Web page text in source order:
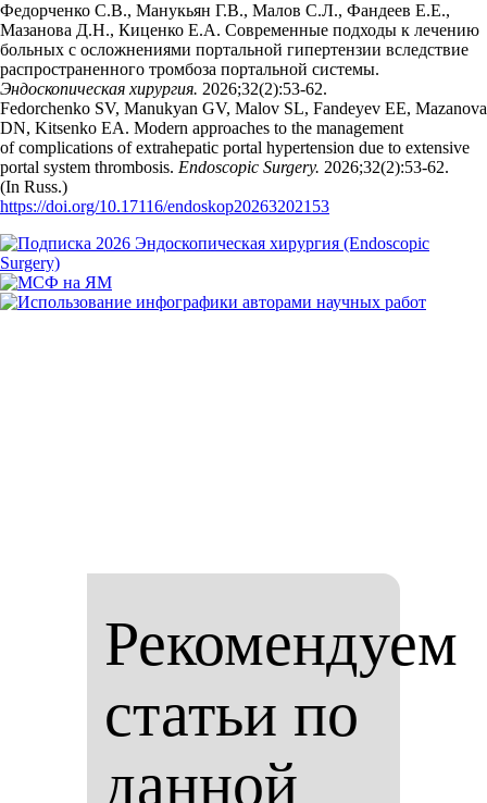
Федорченко С.В., Манукьян Г.В., Малов С.Л., Фандеев Е.Е.,
Мазанова Д.Н., Киценко Е.А. Современные подходы к лечению
больных с осложнениями портальной гипертензии вследствие
распространенного тромбоза портальной системы.
Эндоскопическая хирургия. 2026;32(2):53‑62.
Fedorchenko SV, Manukyan GV, Malov SL, Fandeyev EE, Mazanova
DN, Kitsenko EA. Modern approaches to the management
of complications of extrahepatic portal hypertension due to extensive
portal system thrombosis. Endoscopic Surgery. 2026;32(2):53‑62.
(In Russ.)
https://doi.org/10.17116/endoskop20263202153
Рекомендуем
статьи по
данной